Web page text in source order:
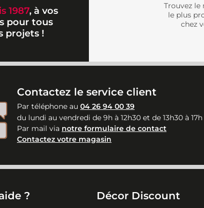
1987, à vos
pour tous
projets !
Trouvez le
le plus
chez
Contactez le service client
Par téléphone au 04 26 94 00 39
du lundi au vendredi de 9h à 12h30 et de 13h30 à 17h
Par mail via notre formulaire de contact
Contactez votre magasin
? Décor Discount